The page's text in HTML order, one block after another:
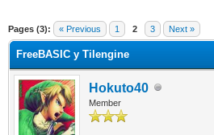
Pages (3): « Previous 1 2 3 Next »
FreeBASIC y Tilengine
Hokuto40
Member